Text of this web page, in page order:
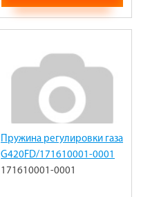
Пружина регулировки газа
G420FD/171610001-0001
171610001-0001